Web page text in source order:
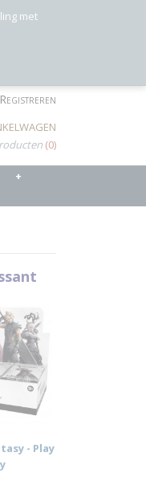
Registreren
(0)
+
- Play
met